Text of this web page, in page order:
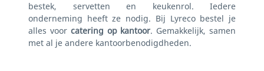
bestek, servetten en keukenrol. Iedere
onderneming heeft ze nodig. Bij Lyreco bestel je
alles voor catering op kantoor. Gemakkelijk, samen
met al je andere kantoorbenodigdheden.